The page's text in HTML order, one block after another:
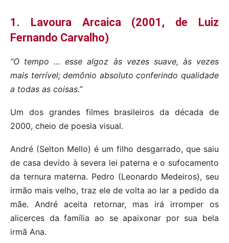
1. Lavoura Arcaica (2001, de Luiz
Fernando Carvalho)
“O tempo … esse algoz às vezes suave, às vezes
mais terrível; demônio absoluto conferindo qualidade
a todas as coisas.”
Um dos grandes filmes brasileiros da década de
2000, cheio de poesia visual.
André (Selton Mello) é um filho desgarrado, que saiu
de casa devido à severa lei paterna e o sufocamento
da ternura materna. Pedro (Leonardo Medeiros), seu
irmão mais velho, traz ele de volta ao lar a pedido da
mãe. André aceita retornar, mas irá irromper os
alicerces da família ao se apaixonar por sua bela
irmã Ana.